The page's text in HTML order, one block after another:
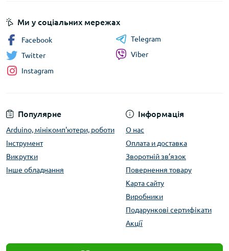
Популярне
Arduino, мінікомп'ютери, роботи
Інструмент
Викрутки
Інше обладнання
Інформація
О нас
Оплата и доставка
Зворотній зв’язок
Повернення товару
Карта сайту
Виробники
Подарункові сертифікати
Акції
Ми у соціальних мережах
Facebook
Twitter
Instagram
Telegram
Viber